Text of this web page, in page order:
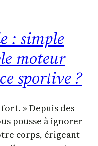
: simple
moteur
sportive ?
» Depuis des
pousse à ignorer
corps, érigeant